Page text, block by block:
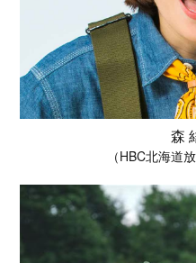
森
（HBC北海道